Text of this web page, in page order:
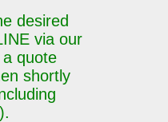
desired
via our
quote
shortly